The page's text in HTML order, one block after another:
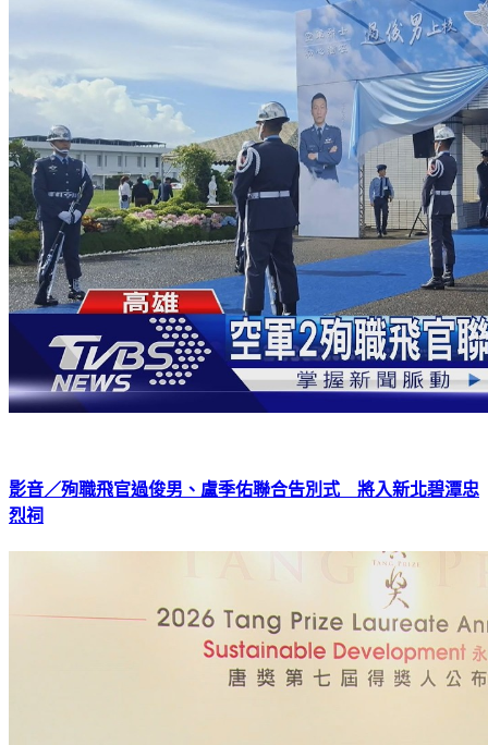
影音／殉職飛官過俊男、盧季佑聯合告別式 將入新北碧潭忠
烈祠